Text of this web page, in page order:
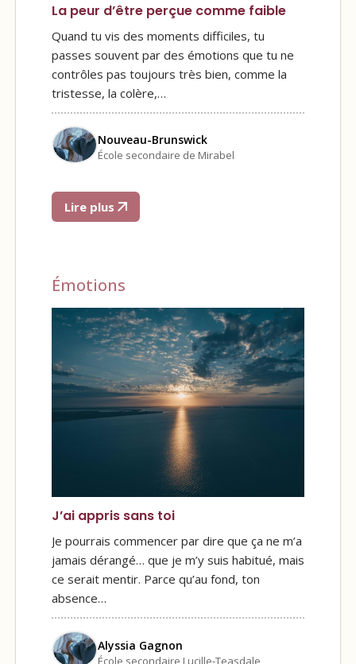
La peur d’être perçue comme faible
Quand tu vis des moments difficiles, tu
passes souvent par des émotions que tu ne
contrôles pas toujours très bien, comme la
tristesse, la colère,…
Nouveau-Brunswick
École secondaire de Mirabel
Lire plus
Émotions
J’ai appris sans toi
Je pourrais commencer par dire que ça ne m’a
jamais dérangé… que je m’y suis habitué, mais
ce serait mentir. Parce qu’au fond, ton
absence…
Alyssia Gagnon
École secondaire Lucille-Teasdale